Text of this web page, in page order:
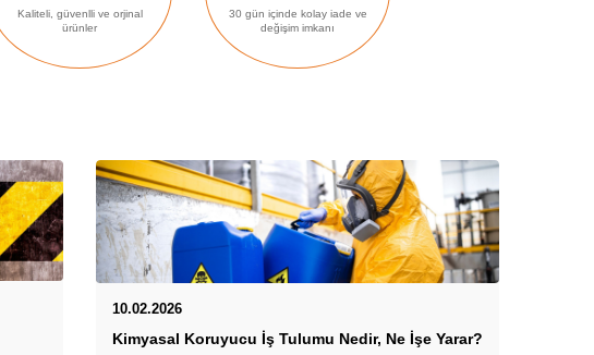
Kaliteli, güvenlli ve orjinal
ürünler
30 gün içinde kolay iade ve
değişim imkanı
10.02.2026
Kimyasal Koruyucu İş Tulumu Nedir, Ne İşe Yarar?